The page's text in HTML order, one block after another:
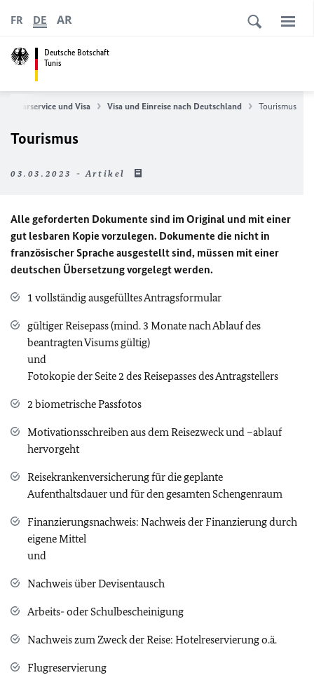
Deutsche Botschaft
Tunis
FR DE AR
und Visa Visa und Einreise nach Deutschland Tourismus
Tourismus
03.03.2023 - Artikel
Alle geforderten Dokumente sind im Original und mit einer
gut lesbaren Kopie vorzulegen. Dokumente die nicht in
französischer Sprache ausgestellt sind, müssen mit einer
deutschen Übersetzung vorgelegt werden.
1 vollständig ausgefülltes Antragsformular
gültiger Reisepass (mind. 3 Monate nach Ablauf des
beantragten Visums gültig)
und
Fotokopie der Seite 2 des Reisepasses des Antragstellers
2 biometrische Passfotos
Motivationsschreiben aus dem Reisezweck und –ablauf
hervorgeht
Reisekrankenversicherung für die geplante
Aufenthaltsdauer und für den gesamten Schengenraum
Finanzierungsnachweis: Nachweis der Finanzierung durch
eigene Mittel
und
Nachweis über Devisentausch
Arbeits- oder Schulbescheinigung
Nachweis zum Zweck der Reise: Hotelreservierung o.ä.
Flugreservierung